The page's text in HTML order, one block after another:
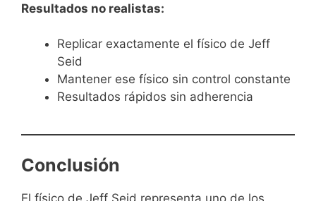
Resultados no realistas:
Replicar exactamente el físico de Jeff
Seid
Mantener ese físico sin control constante
Resultados rápidos sin adherencia
Conclusión
El físico de Jeff Seid representa uno de los